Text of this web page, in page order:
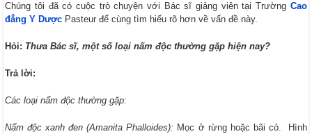
Chúng tôi đã có cuộc trò chuyện với Bác sĩ giảng viên tại Trường Cao
đẳng Y Dược Pasteur để cùng tìm hiểu rõ hơn về vấn đề này.
Hỏi: Thưa Bác sĩ, một số loại nấm độc thường gặp hiện nay?
Trả lời:
Các loại nấm độc thường gặp:
Nấm độc xanh đen (Amanita Phalloides): Mọc ở rừng hoặc bãi cỏ. Hình